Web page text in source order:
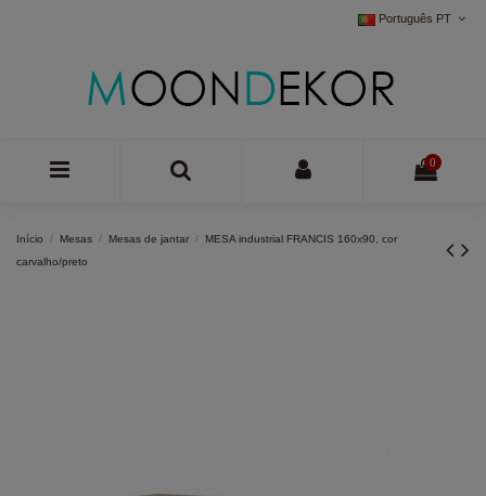
Português PT
0
Início Mesas Mesas de jantar
MESA industrial FRANCIS 160x90, cor
carvalho/preto